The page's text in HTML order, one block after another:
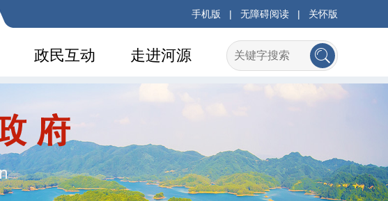
手机版 | 无障碍阅读 | 关怀版
走进河源
政民互动